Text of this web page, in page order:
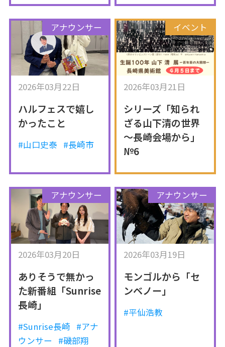
2026年03月22日
ハルフェスで嬉し
かったこと
#山口史泰 #長崎市
アナウンサー
2026年03月21日
シリーズ「知られ
ざる山下清の世界
～長崎会場から」
№6
イベント
2026年03月20日
ありそうで無かっ
た新番組「Sunrise
長崎」
#Sunrise長崎 #アナ
ウンサー
#磯部翔
アナウンサー
2026年03月19日
モンゴルから「セ
ンベノー」
#平仙浩教
アナウンサー